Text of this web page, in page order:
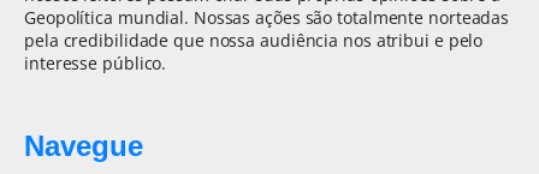
Geopolítica mundial. Nossas ações são totalmente norteadas
pela credibilidade que nossa audiência nos atribui e pelo
interesse público.
Navegue